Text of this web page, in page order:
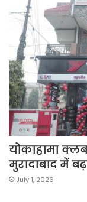
योकाहामा
मुरादाबाद में
July 1, 2026